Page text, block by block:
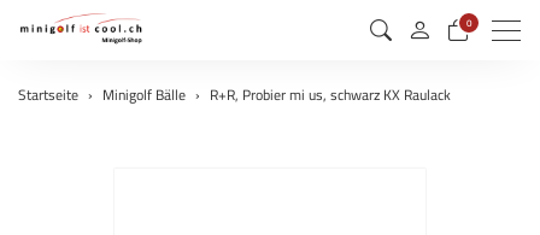
0 Menu
Startseite Minigolf Bälle R+R, Probier mi us, schwarz KX Raulack